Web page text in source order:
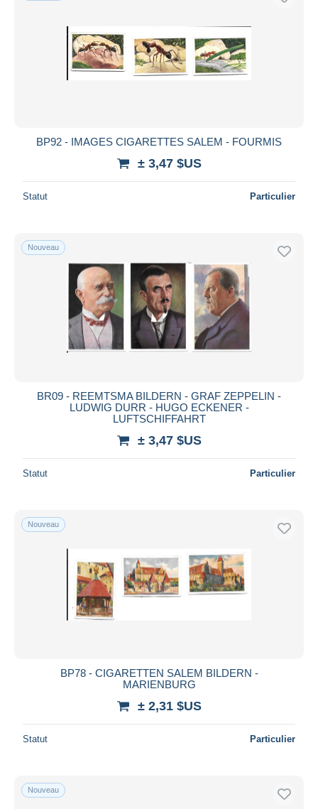
BP92 - IMAGES CIGARETTES SALEM - FOURMIS
± 3,47 $US
Statut Particulier
Nouveau
BR09 - REEMTSMA BILDERN - GRAF ZEPPELIN -
LUDWIG DURR - HUGO ECKENER -
LUFTSCHIFFAHRT
± 3,47 $US
Statut Particulier
Nouveau
BP78 - CIGARETTEN SALEM BILDERN -
MARIENBURG
± 2,31 $US
Statut Particulier
Nouveau